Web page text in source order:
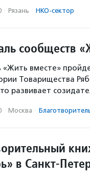
· Рязань · НКО-сектор
сообществ
«Жить вместе»
Товарищества
развивает
· Москва ·
в Санкт-